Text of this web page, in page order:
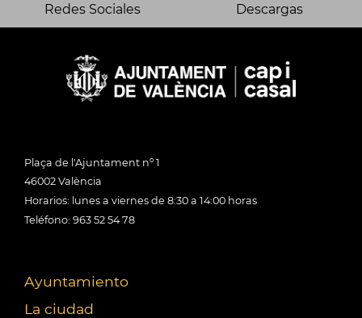
Redes Sociales Descargas
Plaça de l'Ajuntament nº 1
46002 València
Horarios: lunes a viernes de 8:30 a 14:00 horas
Teléfono: 963 52 54 78
Ayuntamiento
La ciudad